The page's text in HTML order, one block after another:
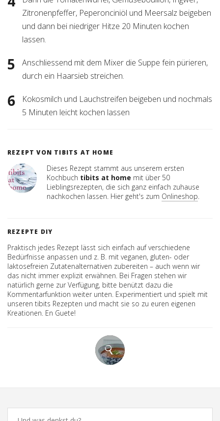
Zitronenpfeffer, Peperonciniöl und Meersalz beigeben
und dann bei niedriger Hitze 20 Minuten kochen
lassen.
Anschliessend mit dem Mixer die Suppe fein pürieren,
durch ein Haarsieb streichen.
Kokosmilch und Lauchstreifen beigeben und nochmals
5 Minuten leicht kochen lassen
REZEPT VON TIBITS AT HOME
Dieses Rezept stammt aus unserem ersten
Kochbuch tibits at home mit über 50
Lieblingsrezepten, die sich ganz einfach zuhause
nachkochen lassen. Hier geht's zum Onlineshop.
REZEPTE DIY
Praktisch jedes Rezept lässt sich einfach auf verschiedene
Bedürfnisse anpassen und z. B. mit veganen, gluten- oder
laktosefreien Zutatenalternativen zubereiten – auch wenn wir
das nicht immer explizit erwähnen. Bei Fragen stehen wir
natürlich gerne zur Verfügung, bitte benützt dazu die
Kommentarfunktion weiter unten. Experimentiert und spielt mit
unseren tibits Rezepten und macht sie so zu euren eigenen
Kreationen. En Guete!